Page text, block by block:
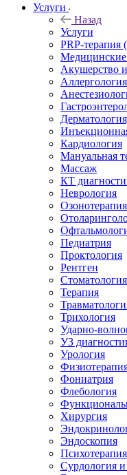
Услуги
Назад
Услуги
PRP-терапия
Акушерство
Кардиология
Мануальная
Массаж
КТ
Неврология
Озонотерапия
Педиатрия
Проктология
Рентген
Стоматология
Терапия
Трихология
Ударно-
УЗ
Урология
Фониатрия
Флебология
Хирургия
Эндоскопия
Психотерапия
Сурдология и